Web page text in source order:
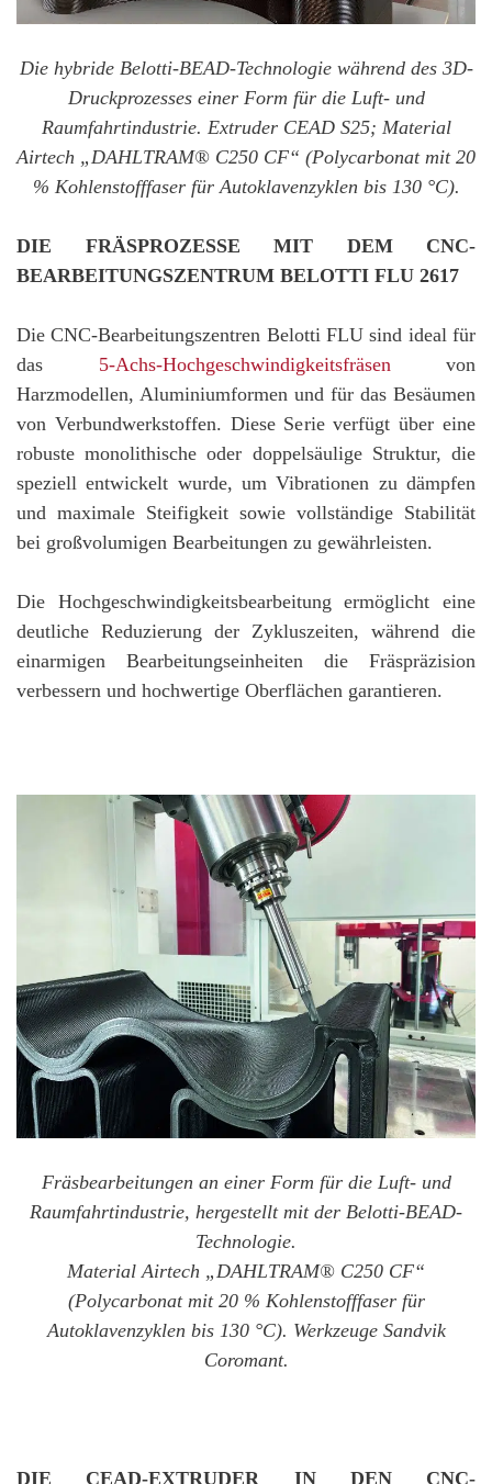
Die hybride Belotti-BEAD-Technologie während des 3D-
Druckprozesses einer Form für die Luft- und
Raumfahrtindustrie. Extruder CEAD S25; Material
Airtech „DAHLTRAM® C250 CF“ (Polycarbonat mit 20
% Kohlenstofffaser für Autoklavenzyklen bis 130 °C).
DIE FRÄSPROZESSE MIT DEM CNC-
BEARBEITUNGSZENTRUM BELOTTI FLU 2617
Die CNC-Bearbeitungszentren Belotti FLU sind ideal für
das 5-Achs-Hochgeschwindigkeitsfräsen von
Harzmodellen, Aluminiumformen und für das Besäumen
von Verbundwerkstoffen. Diese Serie verfügt über eine
robuste monolithische oder doppelsäulige Struktur, die
speziell entwickelt wurde, um Vibrationen zu dämpfen
und maximale Steifigkeit sowie vollständige Stabilität
bei großvolumigen Bearbeitungen zu gewährleisten.
Die Hochgeschwindigkeitsbearbeitung ermöglicht eine
deutliche Reduzierung der Zykluszeiten, während die
einarmigen Bearbeitungseinheiten die Fräspräzision
verbessern und hochwertige Oberflächen garantieren.
Fräsbearbeitungen an einer Form für die Luft- und
Raumfahrtindustrie, hergestellt mit der Belotti-BEAD-
Technologie.
Material Airtech „DAHLTRAM® C250 CF“
(Polycarbonat mit 20 % Kohlenstofffaser für
Autoklavenzyklen bis 130 °C). Werkzeuge Sandvik
Coromant.
DIE CEAD-EXTRUDER IN DEN CNC-